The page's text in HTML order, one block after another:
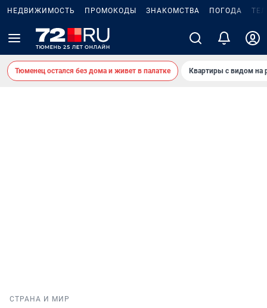
НЕДВИЖИМОСТЬ ПРОМОКОДЫ ЗНАКОМСТВА ПОГОДА
Тюменец остался без дома и живет в палатке Квартиры с видом на
СТРАНА И МИР